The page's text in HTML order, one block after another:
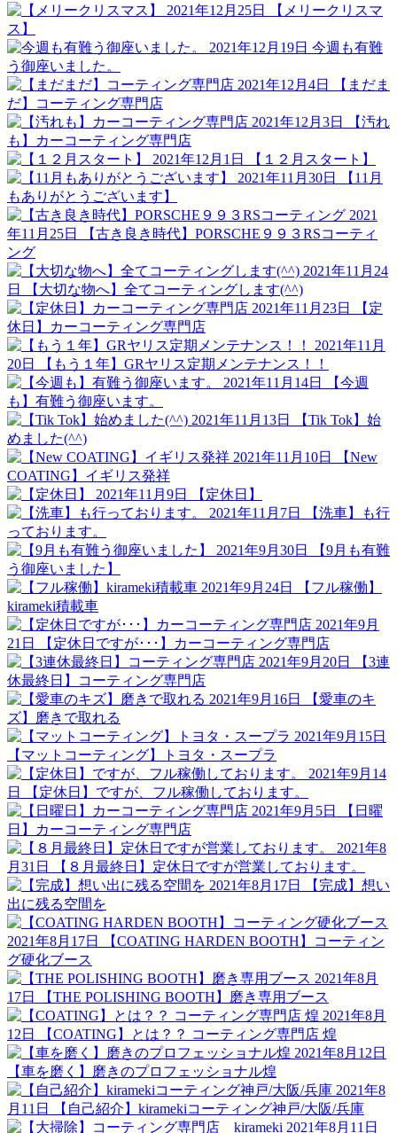
2021年12月25日
【メリークリスマ
ス】
2021年12月19日 今週も有難
う御座いました。
2021年12月4日
【まだま
だ】コーティング専門店
2021年12月3日
【汚れ
も】カーコーティング専門店
2021年12月1日
【１２月スタート】
2021年11月30日
【11月
もありがとうございます】
2021
年11月25日
【古き良き時代】PORSCHE９９３RSコーティ
ング
2021年11月24
日
【大切な物へ】全てコーティングします(^^)
2021年11月23日
【定
休日】カーコーティング専門店
2021年11月
20日
【もう１年】GRヤリス定期メンテナンス！！
2021年11月14日
【今週
も】有難う御座います。
2021年11月13日
【Tik Tok】始
めました(^^)
2021年11月10日
【New
COATING】イギリス発祥
2021年11月9日
【定休日】
2021年11月7日
【洗車】も行
っております。
2021年9月30日
【9月も有難
う御座いました】
2021年9月24日
【フル稼働】
kirameki積載車
2021年9月
21日
【定休日ですが･･･】カーコーティング専門店
2021年9月20日
【3連
休最終日】コーティング専門店
2021年9月16日
【愛車のキ
ズ】磨きで取れる
2021年9月15日
【マットコーティング】トヨタ・スープラ
2021年9月14
日
【定休日】ですが、フル稼働しております。
2021年9月5日
【日曜
日】カーコーティング専門店
2021年8
月31日
【８月最終日】定休日ですが営業しております。
2021年8月17日
【完成】想い
出に残る空間を
2021年8月17日
【COATING HARDEN BOOTH】コーティン
グ硬化ブース
2021年8月
17日
【THE POLISHING BOOTH】磨き専用ブース
2021年8月
12日
【COATING】とは？？ コーティング専門店 煌
2021年8月12日
【車を磨く】磨きのプロフェッショナル煌
2021年8
月11日
【自己紹介】kiramekiコーティング神戸/大阪/兵庫
2021年8月11日